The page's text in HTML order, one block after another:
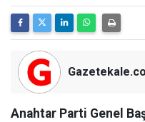
Anahtar Parti Genel